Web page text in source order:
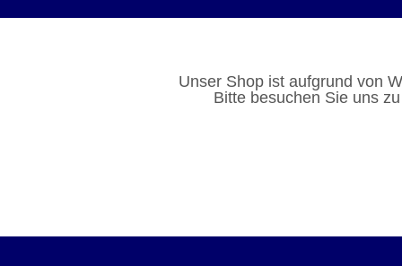
Unser Shop ist aufgrund von
Bitte besuchen Sie uns